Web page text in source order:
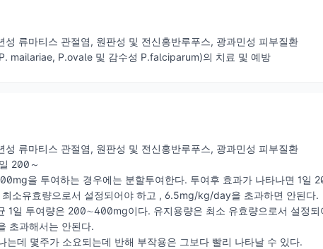
성 류마티스 관절염, 원판성 및 전신홍반루푸스, 광과민성 피부질환
mailariae, P.ovale 및 감수성 P.falciparum)의 치료 및 예방
성 류마티스 관절염, 원판성 및 전신홍반루푸스, 광과민성 피부질환
200～
을 투여하는 경우에는 분할투여한다. 투여후 효과가 나타나면 1일
소유효량으로서 설정되어야 하고 , 6.5mg/kg/day을 초과하면 안된다.
1일 투여량은 200∼400mg이다. 유지용량은 최소 유효량으로서 설정
초과해서는 안된다.
는데 몇주가 소요되는데 반해 부작용은 그보다 빨리 나타날 수 있다.